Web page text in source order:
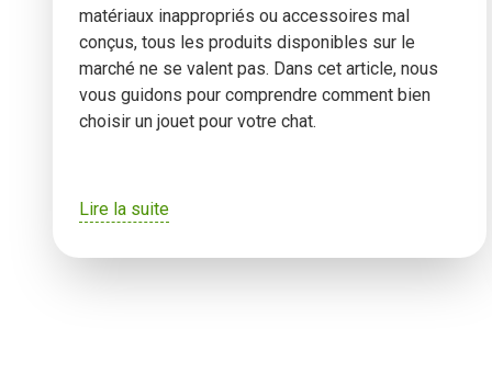
matériaux inappropriés ou accessoires mal
conçus, tous les produits disponibles sur le
marché ne se valent pas. Dans cet article, nous
vous guidons pour comprendre comment bien
choisir un jouet pour votre chat.
Lire la suite